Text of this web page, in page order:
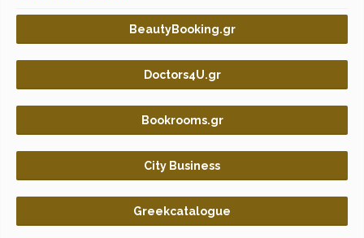
BeautyBooking.gr
Doctors4U.gr
Bookrooms.gr
City Business
Greekcatalogue